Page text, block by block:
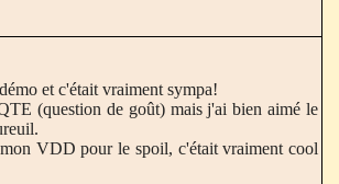
et c'était vraiment sympa!
(question de goût) mais j'ai bien aimé le
VDD pour le spoil, c'était vraiment cool